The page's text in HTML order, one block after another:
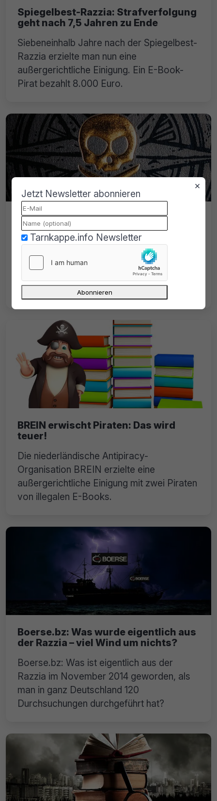
Spiegelbest-Razzia: Strafverfolgung
geht nach 7,5 Jahren zu Ende
Siebeneinhalb Jahre nach der Spiegelbest-
Razzia erzielte man nun eine
außergerichtliche Einigung. Ein E-Book-
Pirat bezahlt 8.000 Euro.
myGully veröffentlicht E-Book Archiv
von Spiegelbest und LuL.to
In 12,5 Jahren hat User sl8741 bei myGully
ganze vier Beiträge gepostet. Gestern
verteilte er DL-Links zu einem gigantischen
E-Book Archiv.
BREIN erwischt Piraten: Das wird
teuer!
Die niederländische Antipiracy-
Organisation BREIN erzielte eine
außergerichtliche Einigung mit zwei Piraten
von illegalen E-Books.
Boerse.bz: Was wurde eigentlich aus
der Razzia – viel Wind um nichts?
Boerse.bz: Was ist eigentlich aus der
Razzia im November 2014 geworden, als
man in ganz Deutschland 120
Durchsuchungen durchgeführt hat?
×
Jetzt Newsletter abonnieren
Tarnkappe.info Newsletter